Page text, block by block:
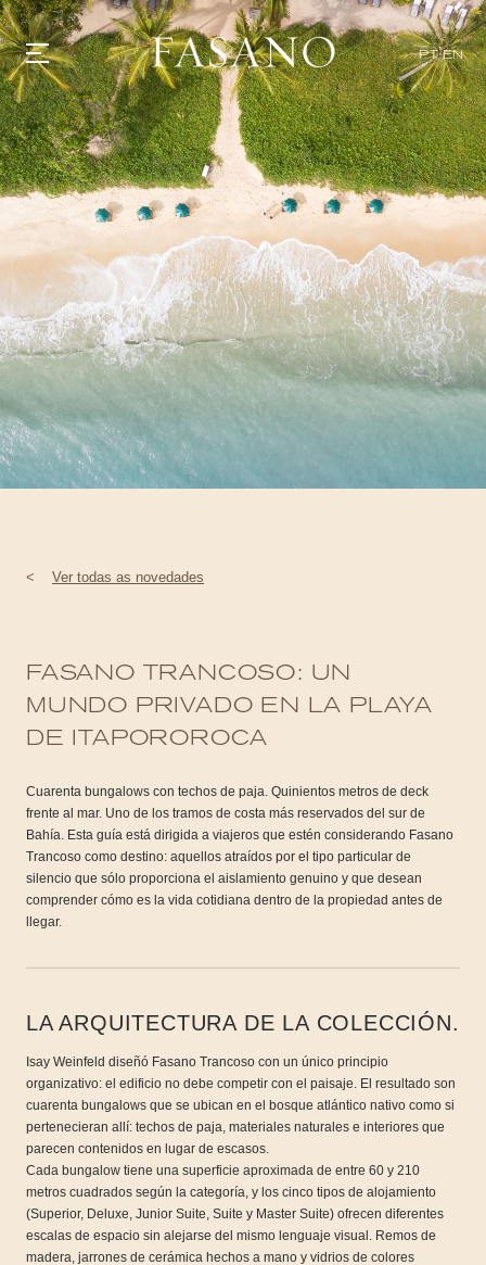
PT EN
GASTRONOMIA
HOTÉIS
EXPERIENCIAS
EVENTOS
TIENDA | SELEZIONE
DESCUBRIR
WHAT'S COOKING
CORRIERE
HISTORIA
SOSTENIBILIDAD
CONTACTO
< Ver todas as novedades
FASANO TRANCOSO: UN
MUNDO PRIVADO EN LA PLAYA
DE ITAPOROROCA
Cuarenta bungalows con techos de paja. Quinientos metros de deck
frente al mar. Uno de los tramos de costa más reservados del sur de
Bahía. Esta guía está dirigida a viajeros que estén considerando Fasano
Trancoso como destino: aquellos atraídos por el tipo particular de
silencio que sólo proporciona el aislamiento genuino y que desean
comprender cómo es la vida cotidiana dentro de la propiedad antes de
llegar.
LA ARQUITECTURA DE LA COLECCIÓN.
Isay Weinfeld diseñó Fasano Trancoso con un único principio
organizativo: el edificio no debe competir con el paisaje. El resultado son
cuarenta bungalows que se ubican en el bosque atlántico nativo como si
pertenecieran allí: techos de paja, materiales naturales e interiores que
parecen contenidos en lugar de escasos.
Cada bungalow tiene una superficie aproximada de entre 60 y 210
metros cuadrados según la categoría, y los cinco tipos de alojamiento
(Superior, Deluxe, Junior Suite, Suite y Master Suite) ofrecen diferentes
escalas de espacio sin alejarse del mismo lenguaje visual. Remos de
madera, jarrones de cerámica hechos a mano y vidrios de colores